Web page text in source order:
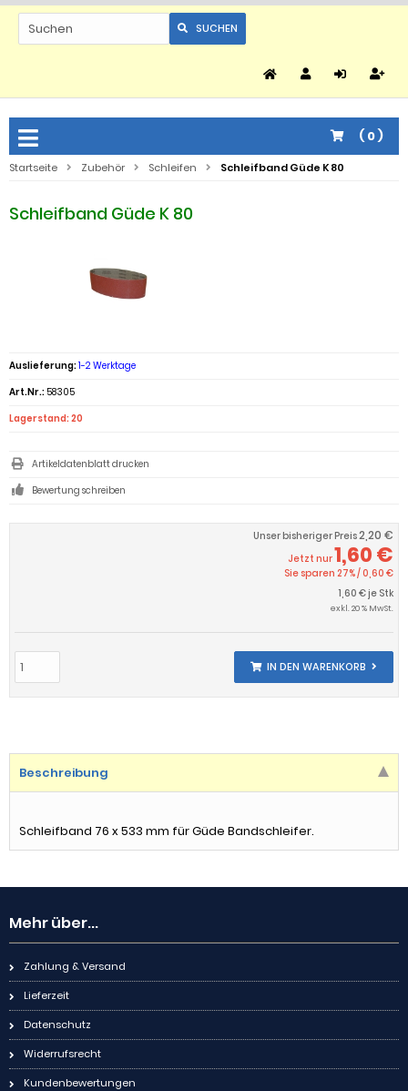
SUCHEN
( 0)
Startseite Zubehör Schleifen Schleifband Güde K 80
Schleifband Güde K 80
Unser bisheriger Preis2,20 €
Jetzt nur1,60 €
Sie sparen 27% / 0,60 €
1,60 € je Stk
exkl. 20 % MwSt.
IN DEN WARENKORB
Auslieferung:1-2 Werktage
Art.Nr.: 58305
Lagerstand: 20
Artikeldatenblatt drucken
Bewertung schreiben
Beschreibung
Schleifband 76 x 533 mm für Güde Bandschleifer.
Mehr über...
Zahlung & Versand
Lieferzeit
Datenschutz
Widerrufsrecht
Kundenbewertungen